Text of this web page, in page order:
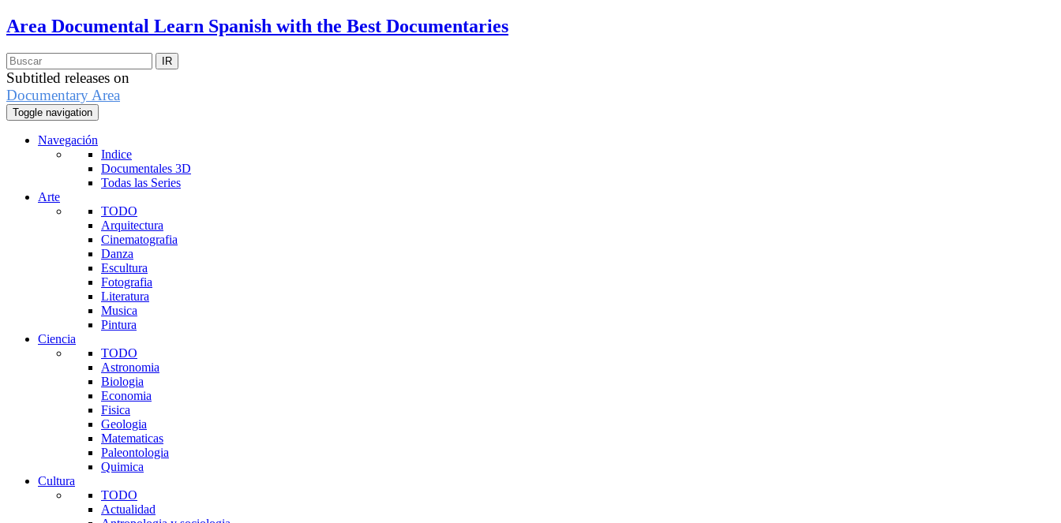
Area Documental Learn Spanish with the Best Documentaries
Subtitled releases on
Documentary Area
Toggle navigation
Navegación
Indice
Documentales 3D
Todas las Series
Arte
TODO
Arquitectura
Cinematografia
Danza
Escultura
Fotografia
Literatura
Musica
Pintura
Ciencia
TODO
Astronomia
Biologia
Economia
Fisica
Geologia
Matematicas
Paleontologia
Quimica
Cultura
TODO
Actualidad